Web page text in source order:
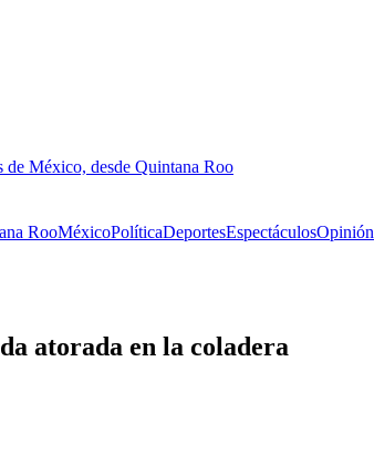
de México, desde Quintana Roo
RooMéxicoPolíticaDeportesEspectáculosOpinión
atorada en la coladera